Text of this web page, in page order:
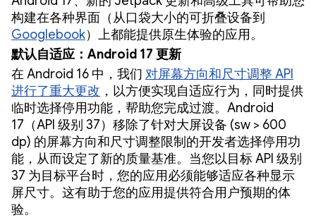
构建在各种界面（从口袋大小的可折叠设备到
Googlebook）上都能提供原生体验的应用。
默认自适应：Android 17 更新
在 Android 16 中，我们 对屏幕方向和尺寸调整 API
进行了重大更改 ，以方便实现自适应行为，同时提供
临时选择停用功能，帮助您完成过渡。Android
17（API 级别 37）移除了针对大屏设备 (sw > 600
dp) 的屏幕方向和尺寸调整限制的开发者选择停用功
能，从而设定了新的质量基准。当您以目标 API 级别
37 为目标平台时，您的应用必须能够适应各种显示
屏尺寸。这有助于您的应用提供符合用户预期的体
验。